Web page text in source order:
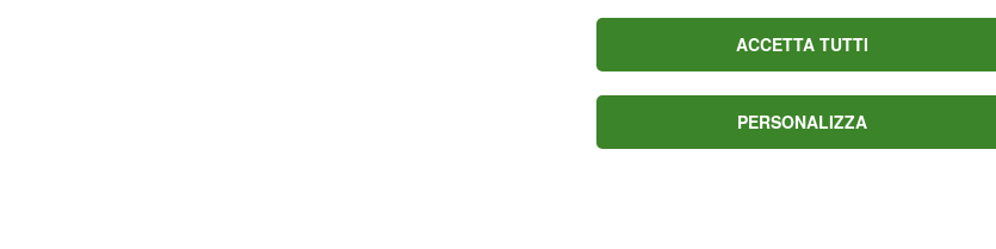
industria cinematografica regionalenel
ACCETTA TUTTI
PERSONALIZZA